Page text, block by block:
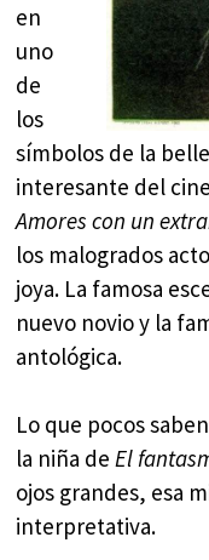
en
uno
de
los
símbolos de la
interesante del
Amores con un
los malogrados
joya. La famosa
nuevo novio y la
antológica.
Lo que pocos
la niña deEl
ojos grandes, esa
interpretativa.